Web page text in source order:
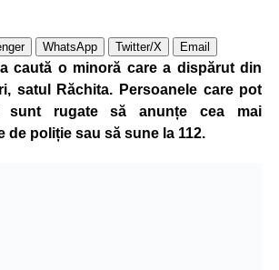
WhatsApp Twitter/X Email
caută o minoră care a dispărut din
satul Răchita. Persoanele care pot
sunt rugate să anunțe cea mai
de poliție sau să sune la 112.